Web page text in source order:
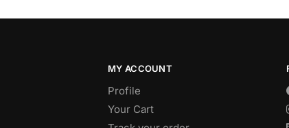
MY ACCOUNT
Profile
Your Cart